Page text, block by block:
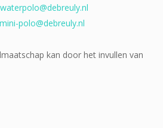
waterpolo@debreuly.nl
mini-polo@debreuly.nl
kan door het invullen van